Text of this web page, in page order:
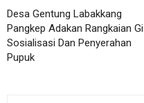
Desa Gentung Labakkang
Pangkep Adakan Rangkaian
Sosialisasi Dan Penyerahan
Pupuk